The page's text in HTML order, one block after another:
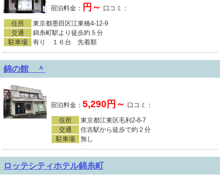
宿泊料金： 円～ 口コミ：
住所
東京都墨田区江東橋4-12-9
交通
錦糸町駅より徒歩約５分
駐車場
有り １６台 先着順
錦の館 ＾
宿泊料金： 5,290円～ 口コミ：
住所
東京都江東区毛利2-8-7
交通
住吉駅から徒歩で約２分
駐車場
無し
ロッテシティホテル錦糸町